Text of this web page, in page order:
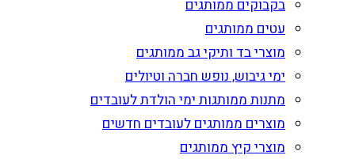
בקבוקים ממותגים
עטים ממותגים
מוצרי בד ותיקי גב ממותגים
ימי גיבוש, נופש חברה וטיולים
מתנות ממותגות ימי הולדת לעובדים
מוצרים ממותגים לעובדים חדשים
מוצרי קיץ ממותגים